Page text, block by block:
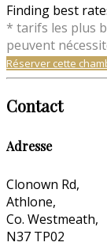
Finding best
* tarifs les plus
peuvent
Réserver cette
Contact
Adresse
Clonown Rd,
Athlone,
Co. Westmeath,
N37 TP02